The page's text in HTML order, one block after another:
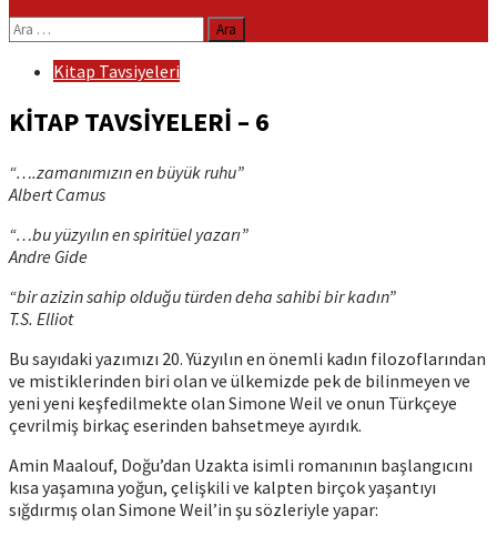
Arama:
Kitap Tavsiyeleri
KİTAP TAVSİYELERİ – 6
“….zamanımızın en büyük ruhu”
Albert Camus
“…bu yüzyılın en spiritüel yazarı”
Andre Gide
“bir azizin sahip olduğu türden deha sahibi bir kadın”
T.S. Elliot
Bu sayıdaki yazımızı 20. Yüzyılın en önemli kadın filozoflarından
ve mistiklerinden biri olan ve ülkemizde pek de bilinmeyen ve
yeni yeni keşfedilmekte olan Simone Weil ve onun Türkçeye
çevrilmiş birkaç eserinden bahsetmeye ayırdık.
Amin Maalouf, Doğu’dan Uzakta isimli romanının başlangıcını
kısa yaşamına yoğun, çelişkili ve kalpten birçok yaşantıyı
sığdırmış olan Simone Weil’in şu sözleriyle yapar: